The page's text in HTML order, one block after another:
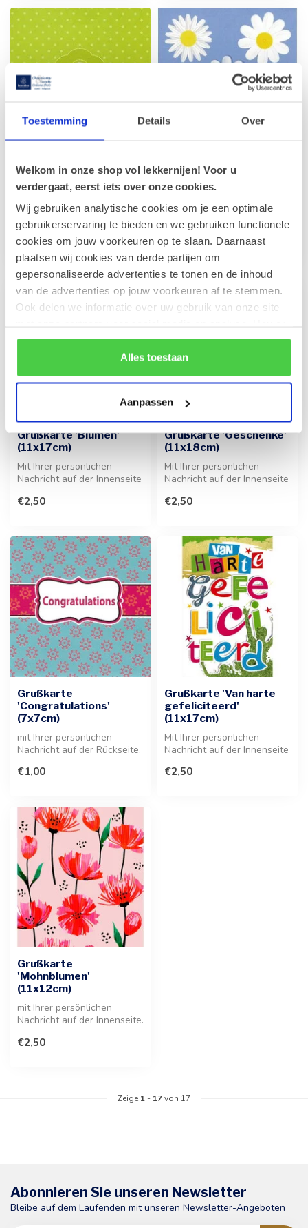
Toestemming Details Over
Welkom in onze shop vol lekkernijen! Voor u
verdergaat, eerst iets over onze cookies.
Wij gebruiken analytische cookies om je een optimale
gebruikerservaring te bieden en we gebruiken functionele
cookies om jouw voorkeuren op te slaan. Daarnaast
plaatsen wij cookies van derde partijen om
gepersonaliseerde advertenties te tonen en de inhoud
van de advertenties op jouw voorkeuren af te stemmen.
Ook delen we informatie over uw gebruik van onze site
rekening mee dat als je bepaalde cookies blokkeert, het
de correcte werking van de website kan verstoren.
Alles toestaan
Aanpassen
Grußkarte 'grün'
(7x7cm)
Mit Ihrer persönlichen
Nachricht auf der Rückseite
dieser eleganten grünen
Grußk...
€1,00
Grußkarte
'Gänseblümchen'
(7x7cm)
mit Ihrer persönlichen
Nachricht auf der Rückseite
der Grußkarte. Ein
wunderbare...
€1,00
Grußkarte 'Blumen'
(11x17cm)
Mit Ihrer persönlichen
Nachricht auf der Innenseite
Blume...
€2,50
Grußkarte 'Geschenke'
(11x18cm)
Mit Ihrer persönlichen
Nachricht auf der Innenseite
€2,50
Grußkarte
'Congratulations'
(7x7cm)
mit Ihrer persönlichen
Nachricht auf der Rückseite.
Grußkarte ...
€1,00
Grußkarte 'Van harte
gefeliciteerd'
(11x17cm)
Mit Ihrer persönlichen
Nachricht auf der Innenseite
Grußkart...
€2,50
Grußkarte
'Mohnblumen'
(11x12cm)
mit Ihrer persönlichen
Nachricht auf der Innenseite.
ist...
€2,50
Zeige 1 - 17von 17
Abonnieren Sie unseren Newsletter
Bleibe auf dem Laufenden mit unseren Newsletter-Angeboten